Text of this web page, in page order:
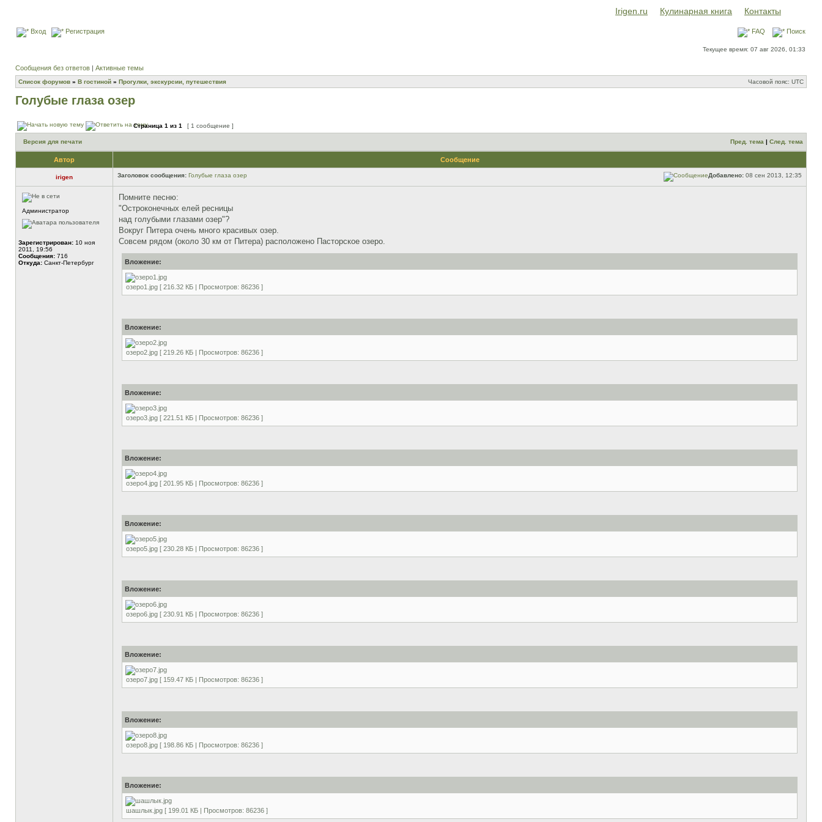
Irigen.ru Кулинарная книга Контакты
Вход Регистрация FAQ Поиск
Текущее время: 07 авг 2026, 01:33
Сообщения без ответов | Активные темы
Список форумов » В гостиной » Прогулки, экскурсии, путешествия Часовой пояс: UTC
Голубые глаза озер
Страница 1 из 1 [ 1 сообщение ]
Версия для печати Пред. тема | След. тема
Автор Сообщение
irigen Заголовок сообщения: Голубые глаза озер Добавлено: 08 сен 2013, 12:35
Администратор
Зарегистрирован: 10 ноя
2011, 19:56
Сообщения: 716
Откуда: Санкт-Петербург
Помните песню:
"Остроконечных елей ресницы
над голубыми глазами озер"?
Вокруг Питера очень много красивых озер.
Совсем рядом (около 30 км от Питера) расположено Пасторское озеро.
Вложение:
озеро1.jpg [ 216.32 КБ | Просмотров: 86236 ]
Вложение:
озеро2.jpg [ 219.26 КБ | Просмотров: 86236 ]
Вложение:
озеро3.jpg [ 221.51 КБ | Просмотров: 86236 ]
Вложение:
озеро4.jpg [ 201.95 КБ | Просмотров: 86236 ]
Вложение:
озеро5.jpg [ 230.28 КБ | Просмотров: 86236 ]
Вложение:
озеро6.jpg [ 230.91 КБ | Просмотров: 86236 ]
Вложение:
озеро7.jpg [ 159.47 КБ | Просмотров: 86236 ]
Вложение:
озеро8.jpg [ 198.86 КБ | Просмотров: 86236 ]
Вложение:
шашлык.jpg [ 199.01 КБ | Просмотров: 86236 ]